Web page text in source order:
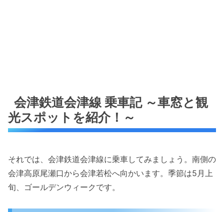
会津鉄道会津線 乗車記 ～車窓と観
光スポットを紹介！～
それでは、会津鉄道会津線に乗車してみましょう。南側の
会津高原尾瀬口から会津若松へ向かいます。季節は5月上
旬、ゴールデンウィークです。